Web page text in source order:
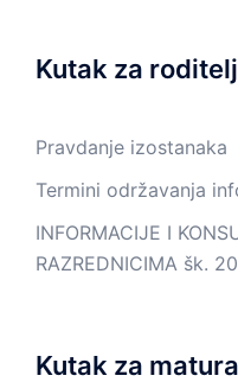
Kutak za
Pravdanje izostanaka
Termini održavanja
INFORMACIJE I
RAZREDNICIMA šk.
Kutak za